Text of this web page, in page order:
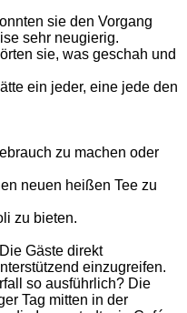
sie den Vorgang
sehr neugierig.
sie, was geschah und
ein jeder, eine jede den
zu machen oder
neuen heißen Tee zu
zu bieten.
Gäste direkt
einzugreifen.
so ausführlich? Die
Tag mitten in der